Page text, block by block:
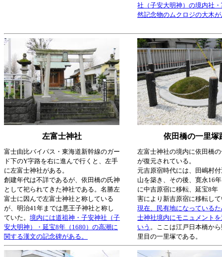
社（子安大明神）の境内社
然記念物のムクロジの大木
左富士神社 依田橋の一里塚
富士由比バイパス・東海道新幹線のガー
ド下のY字路を右に進んで行くと、左手
に左富士神社がある。
創建年代は不詳であるが、依田橋の氏神
として祀られてきた神社である。名勝左
富士に因んで左富士神社と称している
が、明治41年までは悪王子神社と称し
ていた。 境内には道祖神・子安神社（子
安大明神）・延宝8年（1680）の高潮に
関する漢文の記念碑がある。
左富士神社の境内に依田橋
が復元されている。
元吉原宿時代には、田嶋村
山を築き、その後、寛永16
に中吉原宿に移転、延宝8年
害により新吉原宿に移転し
現在、民有地になっている
士神社境内にモニュメント
いう 。ここは江戸日本橋か
里目の一里塚である。